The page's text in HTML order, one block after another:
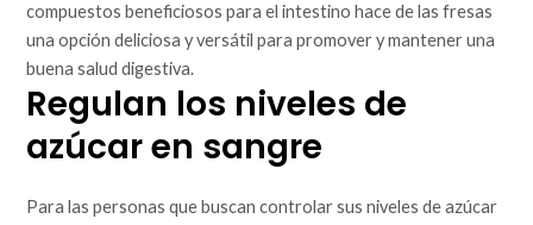
compuestos beneficiosos para el intestino hace de las fresas
una opción deliciosa y versátil para promover y mantener una
buena salud digestiva.
Regulan los niveles de
azúcar en sangre
Para las personas que buscan controlar sus niveles de azúcar